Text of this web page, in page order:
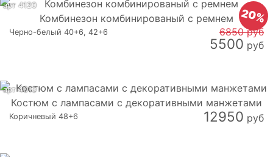
арт 4120
Комбинезон комбинированый с ремнем 20%
Черно-белый 40+6, 42+6 6850 руб
5500 руб
арт 4010
Костюм с лампасами с декоративными манжетами
Коричневый 48+6 12950 руб